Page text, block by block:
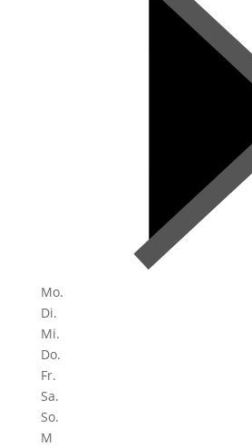
Mo.
Di.
Mi.
Do.
Fr.
Sa.
So.
M